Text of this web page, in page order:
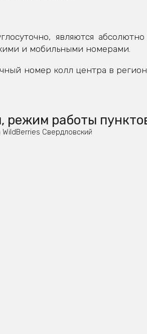
являются
и мобильными номерами.
номер колл центра в
работы
Свердловский